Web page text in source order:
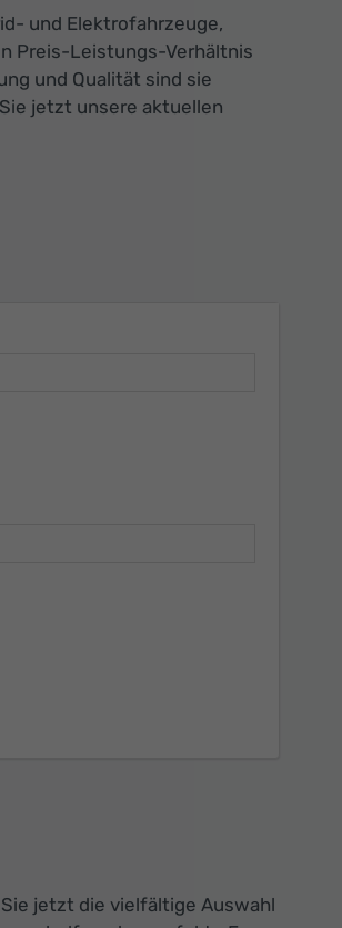
und Elektrofahrzeuge,
Preis-Leistungs-Verhältnis
und Qualität sind sie
jetzt unsere aktuellen
jetzt die vielfältige Auswahl